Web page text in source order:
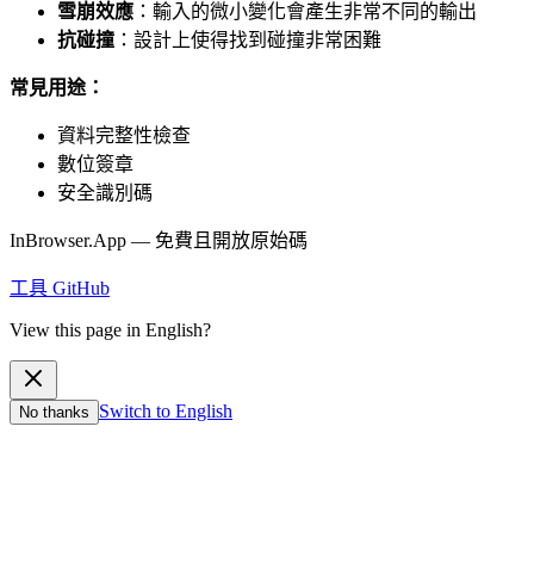
雪崩效應 ：輸入的微小變化會產生非常不同的輸出
抗碰撞 ：設計上使得找到碰撞非常困難
常見用途：
資料完整性檢查
數位簽章
安全識別碼
InBrowser.App — 免費且開放原始碼
工具 GitHub
View this page in English?
No thanks Switch to English